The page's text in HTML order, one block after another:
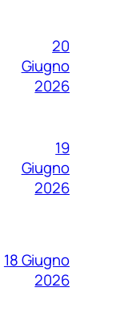
20
Giugno
2026
19
Giugno
2026
18 Giugno
2026